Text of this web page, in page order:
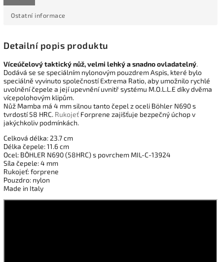
Ostatní informace
Detailní popis produktu
Víceúčelový taktický nůž, velmi lehký a snadno ovladatelný.
Dodává se se speciálním nylonovým pouzdrem Aspis, které bylo
speciálně vyvinuto společností Extrema Ratio, aby umožnilo rychlé
uvolnění čepele a její upevnění uvnitř systému M.O.L.L.E díky dvěma
vícepolohovým klipům.
Nůž Mamba má 4 mm silnou tanto čepel z oceli Böhler N690s
tvrdostí 58 HRC. Rukojeť Forprene zajišťuje bezpečný úchop v
jakýchkoliv podmínkách.
Celková délka: 23.7 cm
Délka čepele: 11.6 cm
Ocel: BÖHLER N690 (58HRC) s povrchem MIL-C-13924
Síla čepele: 4 mm
Rukojeť: forprene
Pouzdro: nylon
Made in Italy